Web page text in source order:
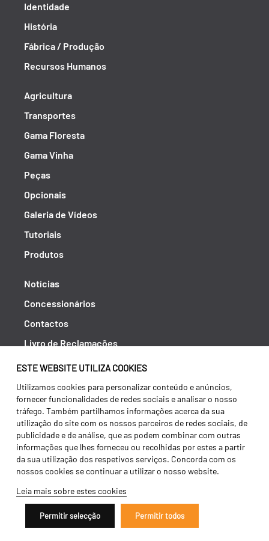
ESTE WEBSITE UTILIZA COOKIES
Utilizamos cookies para personalizar conteúdo e anúncios,
fornecer funcionalidades de redes sociais e analisar o nosso
tráfego. Também partilhamos informações acerca da sua
utilização do site com os nossos parceiros de redes sociais, de
publicidade e de análise, que as podem combinar com outras
informações que lhes forneceu ou recolhidas por estes a partir
da sua utilização dos respetivos serviços. Concorda com os
nossos cookies se continuar a utilizar o nosso website.
Leia mais sobre estes cookies
Permitir selecção Permitir todos
Identidade
História
Fábrica / Produção
Recursos Humanos
Agricultura
Transportes
Gama Floresta
Gama Vinha
Peças
Opcionais
Galeria de Vídeos
Tutoriais
Produtos
Notícias
Concessionários
Contactos
Livro de Reclamações
Política de Privacidade
Canal de Denúncias (RGPC)
Termos e condições